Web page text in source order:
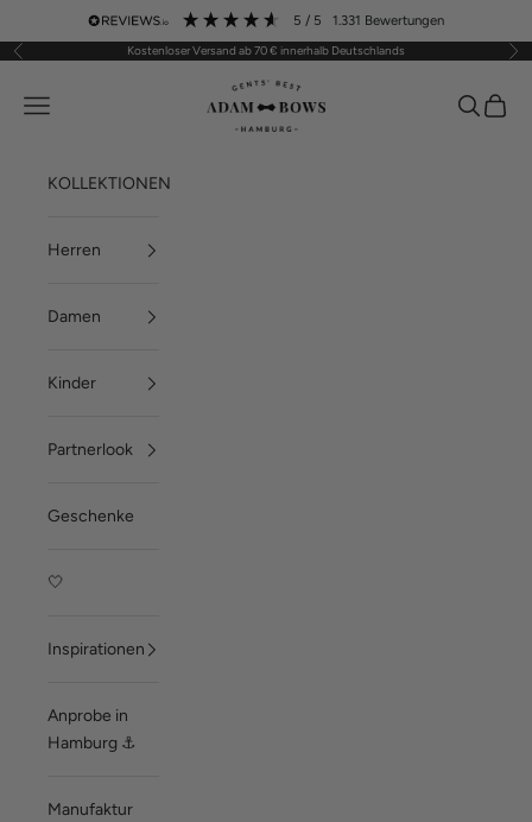
Zum Inhalt springen 5 / 5 1.331 Bewertungen
Zurück Kostenloser Versand ab 70 € innerhalb Deutschlands Vor
ADAM BOWS
Menü Suchen
KOLLEKTIONEN
Herren
Damen
Kinder
Partnerlook
Geschenke
🤍
Inspirationen
Anprobe in
Hamburg ⚓
Manufaktur